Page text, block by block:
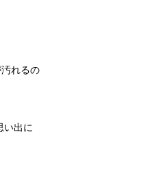
れるの
い出に